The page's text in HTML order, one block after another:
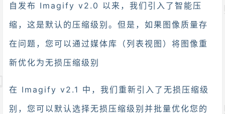
自发布 Imagify v2.0 以来，我们引入了智能压
缩，这是默认的压缩级别。但是，如果图像质量存
在问题，您可以通过媒体库（列表视图）将图像重
新优化为无损压缩级别
在 Imagify v2.1 中，我们重新引入了无损压缩级
别，您可以默认选择无损压缩级别并批量优化您的